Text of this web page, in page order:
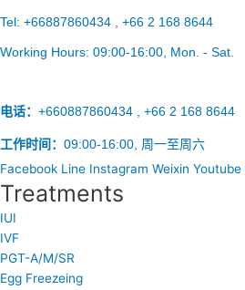
Tel: +66887860434 , +66 2 168 8644
Working Hours: 09:00-16:00 , Mon. - Sat.
电话： +660887860434 , +66 2 168 8644
工作时间： 09:00-16:00, 周一至周六
Facebook Line Instagram Weixin Youtube
Treatments
IUI
IVF
PGT-A/M/SR
Egg Freezeing